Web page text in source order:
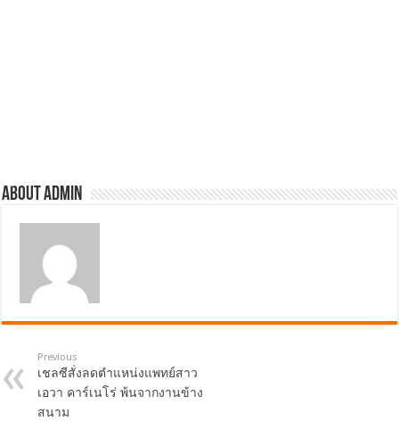
About admin
Previous
เชลซีสั่งลดตำแหน่งแพทย์สาว
เอวา คาร์เนโร่ พ้นจากงานข้าง
สนาม